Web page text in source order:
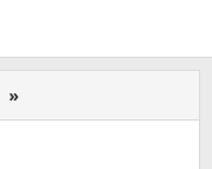
»
Yogyakarta